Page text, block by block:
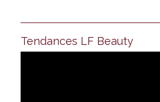
Tendances LF Beauty